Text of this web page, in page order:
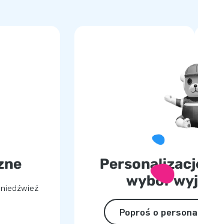
wybór
Poproś o